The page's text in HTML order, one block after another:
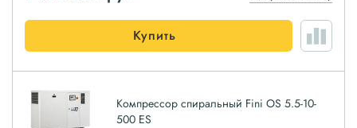
Купить
Компрессор спиральный Fini OS 5.5-10-
500 ES